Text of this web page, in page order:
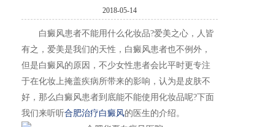
2018-05-14
白癜风患者不能用什么化妆品?爱美之心，人皆
有之，爱美是我们的天性，白癜风患者也不例外，
但是白癜风的原因，不少女性患者会比平时更专注
于在化妆上掩盖疾病所带来的影响，认为是皮肤不
好，那么白癜风患者到底能不能使用化妆品呢?下面
我们来听听合肥治疗白癜风的医生的介绍。